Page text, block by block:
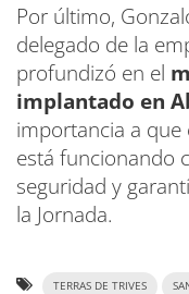
Por último,
delegado de la
profundizó en el
implantado en
importancia a
está funcionando
seguridad y
la Jornada.
TERRAS DE TRIVES